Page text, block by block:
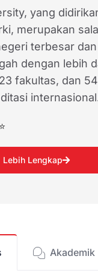
yang
merupakan
terbesar
dengan lebih
fakultas, dan
Lebih Lengkap
Akademik